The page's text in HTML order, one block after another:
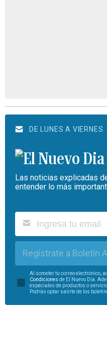
DE LUNES A VIERNES
Las noticias explicadas
entender lo más
Regístrate a Boletín
Al someter tu correo electrónico,
Condiciones de El Nuevo Día.
especiales de productos o
Podrás optar salirte de los